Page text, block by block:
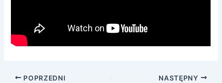
POPRZEDNI NASTĘPNY